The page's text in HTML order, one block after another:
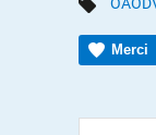
Merci